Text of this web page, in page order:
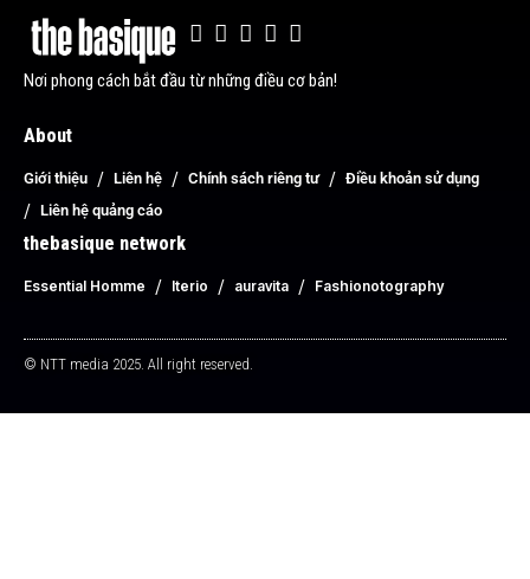
Nơi phong cách bắt đầu từ những điều cơ bản!
About
Giới thiệu Liên hệ Chính sách riêng tư
Điều khoản sử dụng
Liên hệ quảng cáo
thebasique network
Essential Homme Iterio auravita Fashionotography
© NTT media 2025. All right reserved.